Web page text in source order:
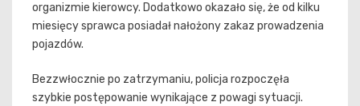
organizmie kierowcy. Dodatkowo okazało się, że od kilku
miesięcy sprawca posiadał nałożony zakaz prowadzenia
pojazdów.
Bezzwłocznie po zatrzymaniu, policja rozpoczęła
szybkie postępowanie wynikające z powagi sytuacji.